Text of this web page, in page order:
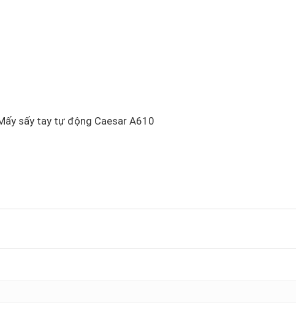
sấy tay tự động Caesar A610